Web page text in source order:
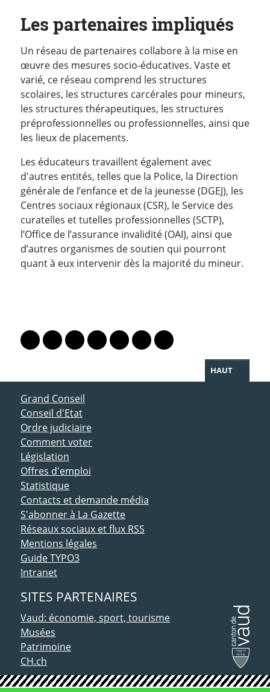
Les partenaires impliqués
Un réseau de partenaires collabore à la mise en
œuvre des mesures socio-éducatives. Vaste et
varié, ce réseau comprend les structures
scolaires, les structures carcérales pour mineurs,
les structures thérapeutiques, les structures
préprofessionnelles ou professionnelles, ainsi que
les lieux de placements.
Les éducateurs travaillent également avec
d'autres entités, telles que la Police, la Direction
générale de l’enfance et de la jeunesse (DGEJ), les
Centres sociaux régionaux (CSR), le Service des
curatelles et tutelles professionnelles (SCTP),
l’Office de l’assurance invalidité (OAI), ainsi que
d’autres organismes de soutien qui pourront
quant à eux intervenir dès la majorité du mineur.
Lien vers le profil Mastodon
Lien vers le profil Bluesky
Lien vers le profil Instagram
Lien vers le profil Linkedin
Lien vers le profil Facebook
Lien vers le profil Twitter
Partager par WhatsApp
HAUT
ACCÈS DIRECT
Grand Conseil
Conseil d'Etat
Ordre judiciaire
Comment voter
Législation
Offres d'emploi
Statistique
Contacts et demande média
S'abonner à La Gazette
Réseaux sociaux et flux RSS
Mentions légales
Guide TYPO3
Intranet
SITES PARTENAIRES
Vaud: économie, sport, tourisme
Musées
Patrimoine
CH.ch